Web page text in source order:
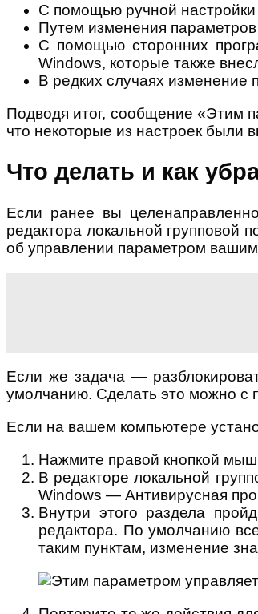
С помощью ручной настройки
Путем изменения
С помощью сторонних
Windows, которые также
В редких случаях
Подводя итог, сообщение «Этим
что некоторые из настроек были
Что делать и как
Если ранее вы
редактора локальной групповой
об управлении параметром
Если же задача —
умолчанию. Сделать это можно с
Если на вашем компьютере
Нажмите правой кнопкой
В редакторе локальной
Windows — Антивирусная
Внутри этого раздела
редактора. По умолчанию
таким пунктам, изменение